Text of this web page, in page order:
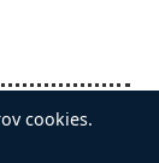
cookies.